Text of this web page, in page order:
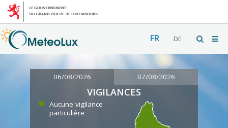
FR DE
06/08/2026 07/08/2026
VIGILANCES
Aucune vigilance
particulière